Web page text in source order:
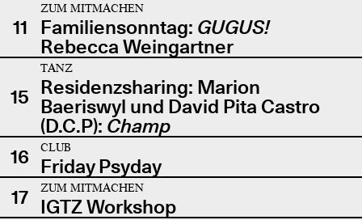
11
ZUM MITMACHEN
Familiensonntag: GUGUS!
Rebecca Weingartner
15
TANZ
Residenzsharing: Marion
Baeriswyl und David Pita Castro
(D.C.P): Champ
16
CLUB
Friday Psyday
17
ZUM MITMACHEN
IGTZ Workshop